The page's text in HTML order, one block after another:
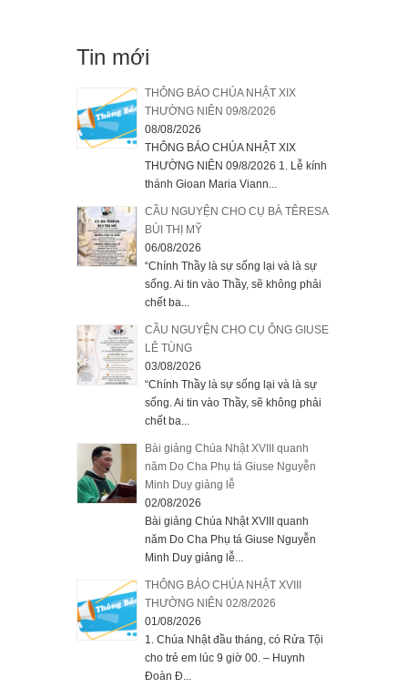
Tin mới
THÔNG BÁO CHÚA NHẬT XIX
THƯỜNG NIÊN 09/8/2026
08/08/2026
THÔNG BÁO CHÚA NHẬT XIX
THƯỜNG NIÊN 09/8/2026 1. Lễ kính
thánh Gioan Maria Viann...
CẦU NGUYỆN CHO CỤ BÀ TÊRESA
BÙI THỊ MỸ
06/08/2026
“Chính Thầy là sự sống lại và là sự
sống. Ai tin vào Thầy, sẽ không phải
chết ba...
CẦU NGUYỆN CHO CỤ ÔNG GIUSE
LÊ TÙNG
03/08/2026
“Chính Thầy là sự sống lại và là sự
sống. Ai tin vào Thầy, sẽ không phải
chết ba...
Bài giảng Chúa Nhật XVIII quanh
năm Do Cha Phụ tá Giuse Nguyễn
Minh Duy giảng lễ
02/08/2026
Bài giảng Chúa Nhật XVIII quanh
năm Do Cha Phụ tá Giuse Nguyễn
Minh Duy giảng lễ...
THÔNG BÁO CHÚA NHẬT XVIII
THƯỜNG NIÊN 02/8/2026
01/08/2026
1. Chúa Nhật đầu tháng, có Rửa Tội
cho trẻ em lúc 9 giờ 00. – Huynh
Đoàn Đ...